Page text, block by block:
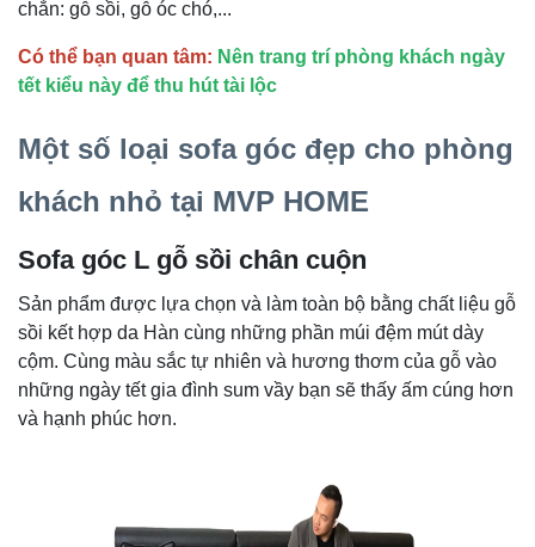
chắn: gỗ sồi, gỗ óc chó,...
Có thể bạn quan tâm: Nên trang trí phòng khách ngày
tết kiểu này để thu hút tài lộc
Một số loại sofa góc đẹp cho phòng
khách nhỏ tại MVP HOME
Sofa góc L gỗ sồi chân cuộn
Sản phẩm được lựa chọn và làm toàn bộ bằng chất liệu gỗ
sồi kết hợp da Hàn cùng những phần múi đệm mút dày
cộm. Cùng màu sắc tự nhiên và hương thơm của gỗ vào
những ngày tết gia đình sum vầy bạn sẽ thấy ấm cúng hơn
và hạnh phúc hơn.